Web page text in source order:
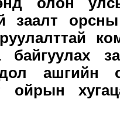
заалт
байгуулах
ашгийн
ойрын